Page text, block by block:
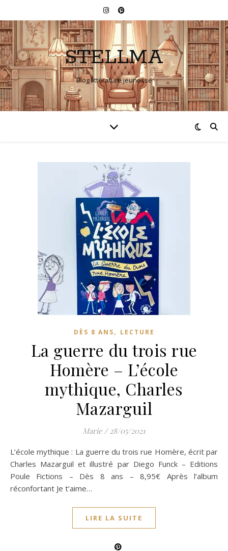
STELLMA
Blog littérature jeunesse
DÈS 8 ANS, LECTURE
La guerre du trois rue
Homère – L’école
mythique, Charles
Mazarguil
Marie / 28/05/2021
L’école mythique : La guerre du trois rue Homère, écrit par
Charles Mazarguil et illustré par Diego Funck – Editions
Poule Fictions – Dès 8 ans – 8,95€ Après l’album
réconfortant Je t’aime…
LIRE LA SUITE